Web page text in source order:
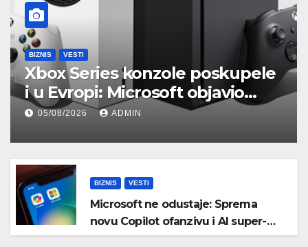
BIZNIS VESTI
Xbox Series konzole poskupele
i u Evropi: Microsoft objavio
nove zvanične cene
05/08/2026 ADMIN
BIZNIS VESTI
Microsoft ne odustaje: Sprema
novu Copilot ofanzivu i AI super-
aplikaciju